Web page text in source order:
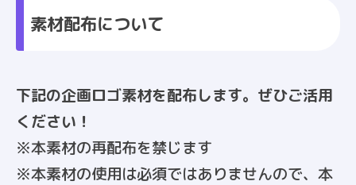
素材配布について
下記の企画ロゴ素材を配布します。ぜひご活用
ください！
※本素材の再配布を禁じます
※本素材の使用は必須ではありませんので、本